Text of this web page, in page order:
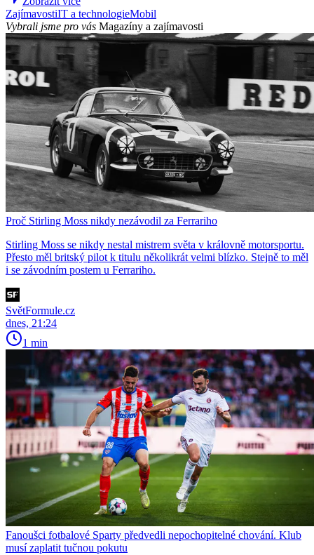
ZajímavostiIT a technologieMobil
Vybrali jsme pro vás Magazíny a zajímavosti
Proč Stirling Moss nikdy nezávodil za Ferrariho
Stirling Moss se nikdy nestal mistrem světa v královně motorsportu.
Přesto měl britský pilot k titulu několikrát velmi blízko. Stejně to měl
i se závodním postem u Ferrariho.
SvětFormule.cz
dnes, 21:24
1 min
Fanoušci fotbalové Sparty předvedli nepochopitelné chování. Klub
musí zaplatit tučnou pokutu